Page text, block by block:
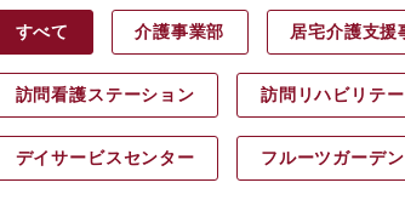
すべて 介護事業部 居宅介護支援
訪問看護ステーション 訪問リハビリ テ
デイサービスセンター フルーツガーデン